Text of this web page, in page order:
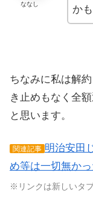
ななし
かも
ちなみに私は解
き止めもなく全
と思います。
関連記事 明治安田
め等は一切無か
※リンクは新しいタ